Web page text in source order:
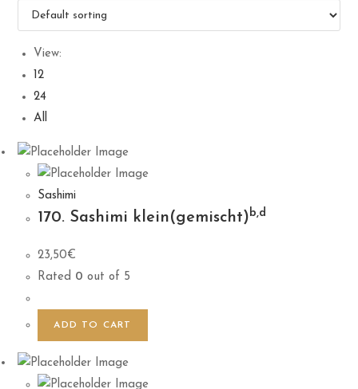
View:
12
24
All
Sashimi
170. Sashimi klein(gemischt) b,d
23,50€
Rated 0 out of 5
ADD TO CART